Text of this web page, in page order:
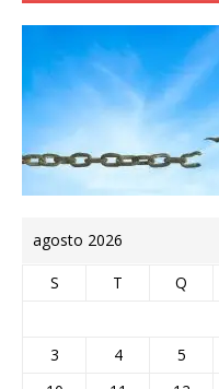
agosto 2026
S T Q
3
4 5